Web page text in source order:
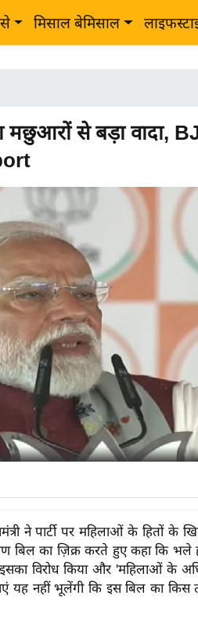
मिसाल बेमिसाल
से बड़ा वादा,
ने पार्टी पर महिलाओं के हितों के
बिल का ज़िक्र करते हुए कहा कि भले
विरोध किया और 'महिलाओं के
यह नहीं भूलेंगी कि इस बिल का किस